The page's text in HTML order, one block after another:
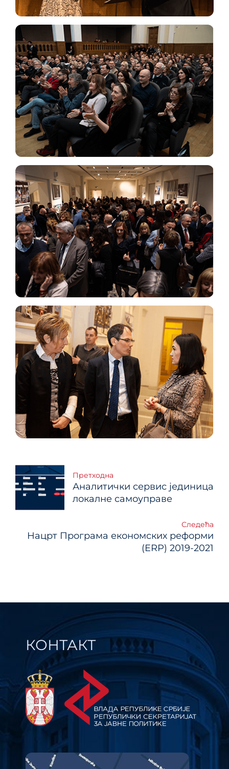
Кретање
чланка
Претходна
Аналитички сервис јединица
локалне самоуправе
Следећа
Нацрт Програма економских реформи
(ERP) 2019-2021
КОНТАКТ